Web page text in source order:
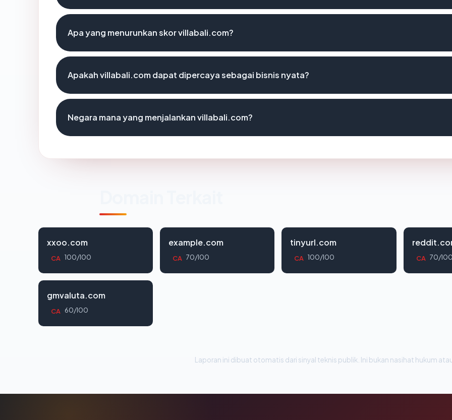
Apa yang menurunkan skor villabali.com?
Apakah villabali.com dapat dipercaya sebagai bisnis nyata?
Negara mana yang menjalankan villabali.com?
xxoo.com
CA 100/100
example.com
CA 70/100
tinyurl.com
CA 100/100 CA 70/
gmvaluta.com
CA 60/100
Laporan ini dibuat otomatis dari sinyal teknis publik. Ini bukan nasihat hukum